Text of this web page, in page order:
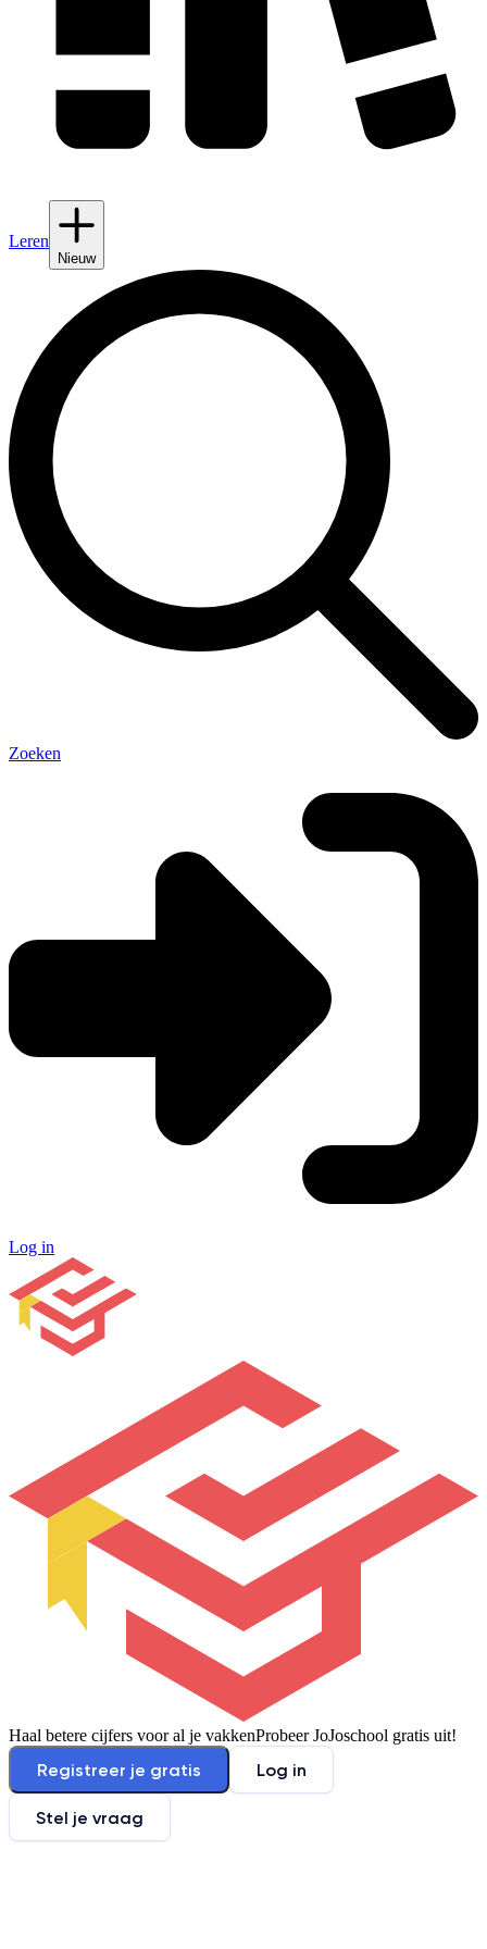
Leren
Nieuw
Zoeken
Log in
Haal betere cijfers voor al je vakkenProbeer JoJoschool gratis uit!
Registreer je gratis Log in
Stel je vraag